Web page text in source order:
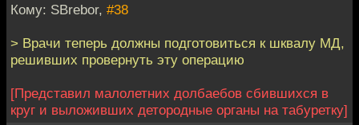
Кому: SBrebor, #38
> Врачи теперь должны подготовиться к шквалу МД,
решивших провернуть эту операцию
[Представил малолетних долбаебов сбившихся в
круг и выложивших детородные органы на табуретку]